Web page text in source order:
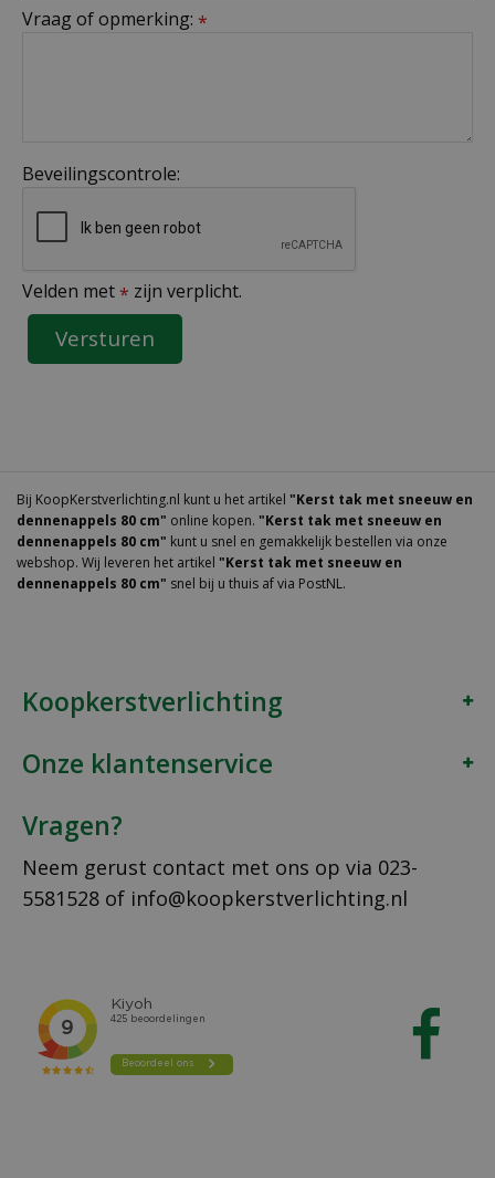
Vraag of opmerking: *
Beveilingscontrole:
Velden met * zijn verplicht.
Bij KoopKerstverlichting.nl kunt u het artikel "Kerst tak met sneeuw en
dennenappels 80 cm" online kopen. "Kerst tak met sneeuw en
dennenappels 80 cm" kunt u snel en gemakkelijk bestellen via onze
webshop. Wij leveren het artikel "Kerst tak met sneeuw en
dennenappels 80 cm" snel bij u thuis af via PostNL.
Koopkerstverlichting
Onze klantenservice
Vragen?
Neem gerust contact met ons op via 023-
5581528 of info@koopkerstverlichting.nl